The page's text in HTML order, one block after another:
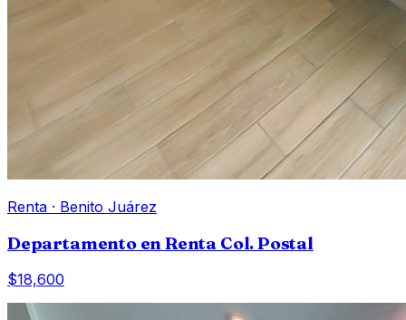
Renta · Benito Juárez
Departamento en Renta Col. Postal
$18,600